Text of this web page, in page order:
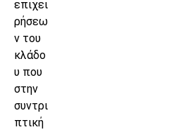
επιχει
ρήσεω
ν του
κλάδο
υ που
στην
συντρι
πτική